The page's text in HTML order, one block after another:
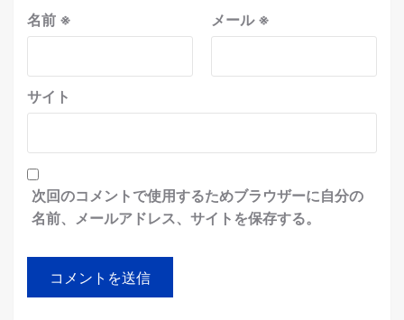
名前 ※ メール※
サイト
次回のコメントで使用するためブラウザーに自分の
名前、メールアドレス、サイトを保存する。